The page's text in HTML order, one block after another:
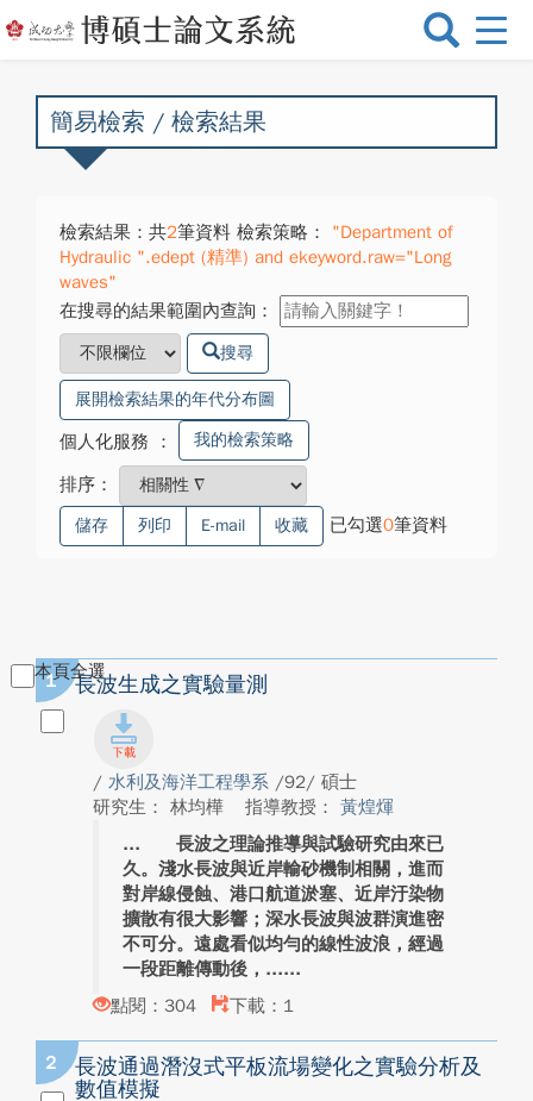
選
換
簡易檢索 / 檢索結果
檢索結果：共2筆資料 檢索策略：
"Department of
Hydraulic ".edept (精準) and ekeyword.raw="Long
waves"
在搜尋的結果範圍內查詢：
搜尋
展開檢索結果的年代分布圖
個人化服務 ： 我的檢索策略
排序：
儲存 列印 E-mail 收藏 已勾選0筆資料
本頁全選
1 長波生成之實驗量測
/ 水利及海洋工程學系 /92/ 碩士
研究生： 林均樺
指導教授： 黃煌煇
長波之理論推導與試驗研究由來已
久。淺水長波與近岸輸砂機制相關，進而
對岸線侵蝕、港口航道淤塞、近岸汙染物
擴散有很大影響；深水長波與波群演進密
不可分。遠處看似均勻的線性波浪，經過
一段距離傳動後，...
點閱：304
下載：1
2
長波通過潛沒式平板流場變化之實驗分析及
數值模擬